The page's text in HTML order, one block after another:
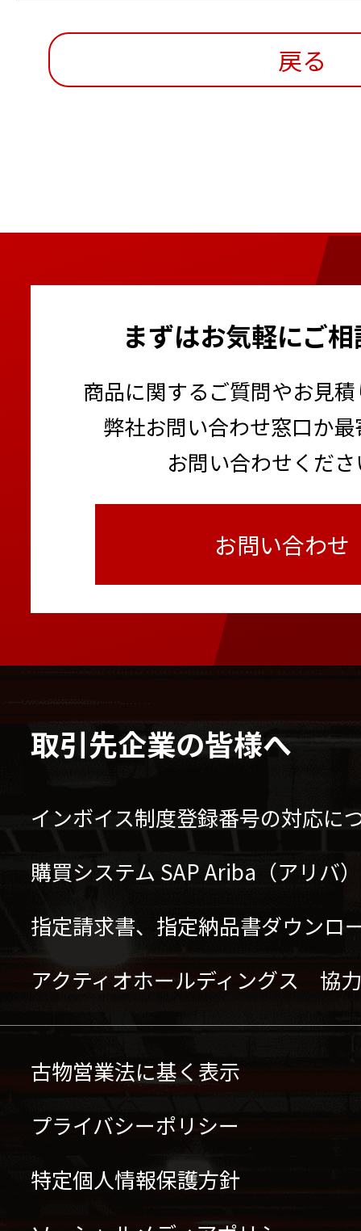
戻る
まずはお気軽にご
商品に関するご質問やお見
弊社お問い合わせ窓口か
お問い合わせくだ
お問い合わせ
取引先企業の皆様へ
インボイス制度登録番号の対応に
購買システム SAP Ariba（アリバ
指定請求書、指定納品書ダウンロ
アクティオホールディングス 協
古物営業法に基く表示
プライバシーポリシー
特定個人情報保護方針